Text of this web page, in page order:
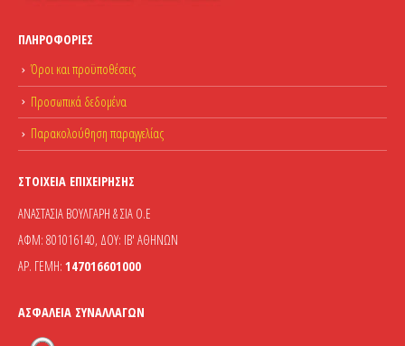
ΠΛΗΡΟΦΟΡΊΕΣ
Όροι και προϋποθέσεις
Προσωπικά δεδομένα
Παρακολούθηση παραγγελίας
ΣΤΟΙΧΕΊΑ ΕΠΙΧΕΊΡΗΣΗΣ
ΑΝΑΣΤΑΣΙΑ ΒΟΥΛΓΑΡΗ & ΣΙΑ Ο.Ε
ΑΦΜ: 801016140, ΔΟΥ: ΙΒ' ΑΘΗΝΩΝ
ΑΡ. ΓΕΜΗ: 147016601000
ΑΣΦΆΛΕΙΑ ΣΥΝΑΛΛΑΓΏΝ